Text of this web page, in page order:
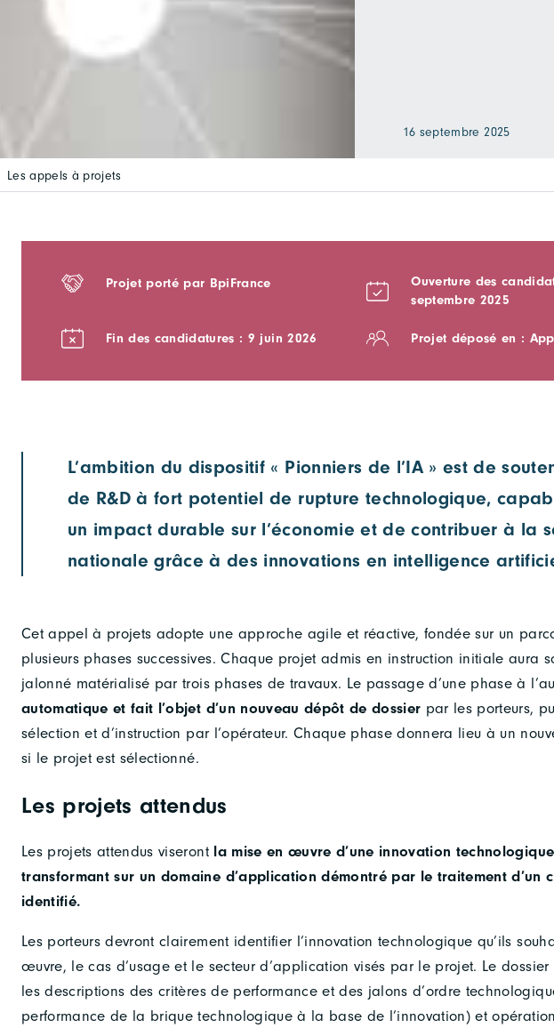
16 septembre 2025
Les appels à projets
Projet porté par BpiFrance
Ouverture des
septembre 2025
Fin des candidatures : 9 juin 2026 Projet déposé en :
L’ambition du dispositif « Pionniers de l’IA » est de
de R&D à fort potentiel de rupture technologique,
un impact durable sur l’économie et de contribuer à la
nationale grâce à des innovations en intelligence
Cet appel à projets adopte une approche agile et réactive, fondée sur un
plusieurs phases successives. Chaque projet admis en instruction initiale aura
jalonné matérialisé par trois phases de travaux. Le passage d’une phase à
automatique et fait l’objet d’un nouveau dépôt de dossier par les porteurs,
sélection et d’instruction par l’opérateur. Chaque phase donnera lieu à un
si le projet est sélectionné.
Les projets attendus
Les projets attendus viserontla mise en œuvre d’une innovation
transformant sur un domaine d’application démontré par le traitement d’un
identifié.
Les porteurs devront clairement identifier l’innovation technologique qu’ils
œuvre, le cas d’usage et le secteur d’application visés par le projet. Le dossier
les descriptions des critères de performance et des jalons d’ordre
performance de la brique technologique à la base de l’innovation) et